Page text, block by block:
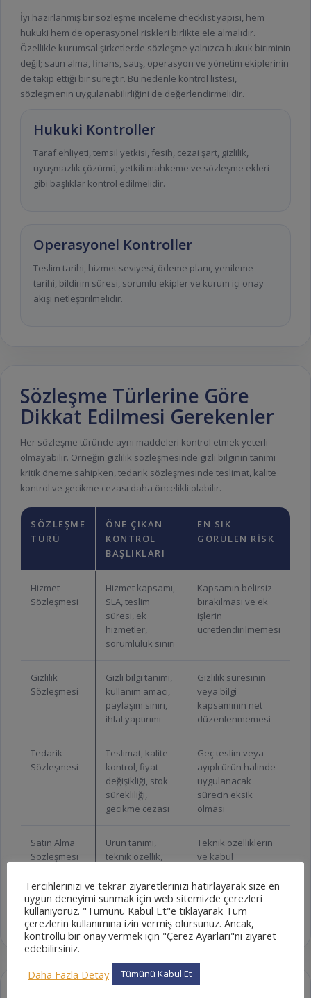
İyi hazırlanmış bir sözleşme inceleme checklist yapısı, hem
hukuki hem de operasyonel riskleri birlikte ele almalıdır.
Özellikle kurumsal şirketlerde sözleşme yalnızca hukuk biriminin
değil; satın alma, finans, satış, operasyon ve yönetim ekiplerinin
de takip ettiği bir süreçtir. Bu nedenle kontrol listesi,
sözleşmenin uygulanabilirliğini de değerlendirmelidir.
Hukuki Kontroller
Taraf ehliyeti, temsil yetkisi, fesih, cezai şart, gizlilik,
uyuşmazlık çözümü, yetkili mahkeme ve sözleşme ekleri
gibi başlıklar kontrol edilmelidir.
Operasyonel Kontroller
Teslim tarihi, hizmet seviyesi, ödeme planı, yenileme
tarihi, bildirim süresi, sorumlu ekipler ve kurum içi onay
akışı netleştirilmelidir.
Sözleşme Türlerine Göre
Dikkat Edilmesi Gerekenler
Her sözleşme türünde aynı maddeleri kontrol etmek yeterli
olmayabilir. Örneğin gizlilik sözleşmesinde gizli bilginin tanımı
kritik öneme sahipken, tedarik sözleşmesinde teslimat, kalite
kontrol ve gecikme cezası daha öncelikli olabilir.
SÖZLEŞME
TÜRÜ
ÖNE ÇIKAN
KONTROL
BAŞLIKLARI
EN SIK
GÖRÜLEN RISK
Hizmet
Sözleşmesi
Hizmet kapsamı,
SLA, teslim
süresi, ek
hizmetler,
sorumluluk sınırı
Kapsamın belirsiz
bırakılması ve ek
işlerin
ücretlendirilmemesi
Gizlilik
Sözleşmesi
Gizli bilgi tanımı,
kullanım amacı,
paylaşım sınırı,
ihlal yaptırımı
Gizlilik süresinin
veya bilgi
kapsamının net
düzenlenmemesi
Tedarik
Sözleşmesi
Teslimat, kalite
kontrol, fiyat
değişikliği, stok
sürekliliği,
gecikme cezası
Geç teslim veya
ayıplı ürün halinde
uygulanacak
sürecin eksik
olması
Satın Alma
Sözleşmesi
Ürün tanımı,
teknik özellik,
ödeme planı,
garanti
Teknik özelliklerin
ve kabul
yeterince açık
olmaması
Tercihlerinizi ve tekrar ziyaretlerinizi hatırlayarak size en
uygun deneyimi sunmak için web sitemizde çerezleri
kullanıyoruz. "Tümünü Kabul Et"e tıklayarak Tüm
çerezlerin kullanımına izin vermiş olursunuz. Ancak,
kontrollü bir onay vermek için "Çerez Ayarları"nı ziyaret
edebilirsiniz.
Daha Fazla Detay
Tümünü Kabul Et